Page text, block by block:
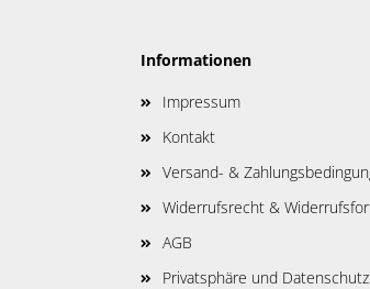
Informationen
Impressum
Kontakt
Versand- &
Widerrufsrecht &
AGB
Privatsphäre und Datenschutz